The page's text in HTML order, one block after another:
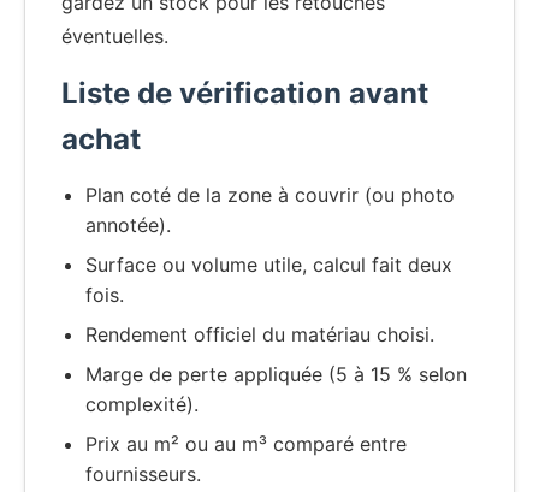
éventuelles.
Liste de vérification avant
achat
Plan coté de la zone à couvrir (ou photo
annotée).
Surface ou volume utile, calcul fait deux
fois.
Rendement officiel du matériau choisi.
Marge de perte appliquée (5 à 15 % selon
complexité).
Prix au m² ou au m³ comparé entre
fournisseurs.